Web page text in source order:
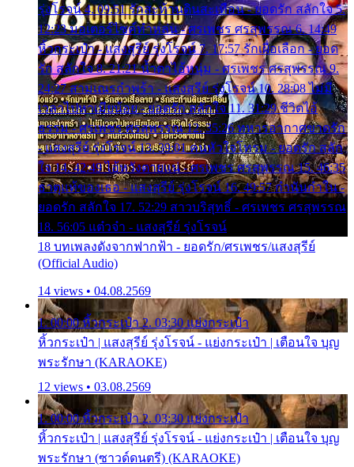
รุ่งโรจน์ 4. 09:51 รักสะท้านดินสะเทือน - ยอดรัก สลักใจ 5.
12:23 มอเตอร์ไซค์ทำหล่น - ศรเพชร ศรสุพรรณ 6. 14:49
หิ้วกระเป๋า - แสงสุรีย์ รุ่งโรจน์ 7. 17:57 รักเผื่อเลือก - ยอด
รัก สลักใจ 8. 21:21 น้ำตาไอ้หนุ่ม - ศรเพชร ศรสุพรรณ 9.
24:27 สามเณรกำพร้า - แสงสุรีย์ รุ่งโรจน์ 10. 28:08 ไม่มี
เวลาไปหาเมียน้อย - ยอดรัก สลักใจ 11. 31:29 ชีวิตไอ้
ธรรม - ศรเพชร ศรสุพรรณ 12. 35:26 ทหารอากาศขาดรัก
- แสงสุรีย์ รุ่งโรจน์ 13. 39:01 คนหัวใจโทรม - ยอดรัก สลัก
ใจ 14. 42:49 ไอ้หวังตายแน่ - ศรเพชร ศรสุพรรณ 15. 46:35
ธาตุแท้ของเธอ - แสงสุรีย์ รุ่งโรจน์ 16. 49:57 กำนันกำใน -
ยอดรัก สลักใจ 17. 52:29 สาวบริสุทธิ์ - ศรเพชร ศรสุพรรณ
18. 56:05 แต๋วจ๋า - แสงสุรีย์ รุ่งโรจน์
18 บทเพลงดังจากฟากฟ้า - ยอดรัก/ศรเพชร/แสงสุรีย์
(Official Audio)
14 views • 04.08.2569
1. 00:00 หิ้วกระเป๋า 2. 03:30 แย่งกระเป๋า
หิ้วกระเป๋า | แสงสุรีย์ รุ่งโรจน์ - แย่งกระเป๋า | เตือนใจ บุญ
พระรักษา (KARAOKE)
12 views • 03.08.2569
1. 00:00 หิ้วกระเป๋า 2. 03:30 แย่งกระเป๋า
หิ้วกระเป๋า | แสงสุรีย์ รุ่งโรจน์ - แย่งกระเป๋า | เตือนใจ บุญ
พระรักษา (ซาวด์ดนตรี) (KARAOKE)